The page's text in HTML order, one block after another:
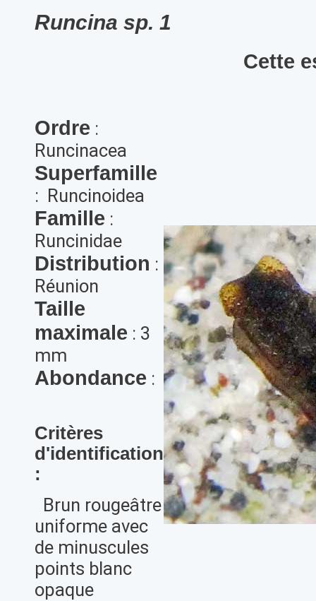
Runcina sp. 1
Cette
Ordre :
Runcinacea
Superfamille
: Runcinoidea
Famille :
Runcinidae
Distribution :
Réunion
Taille
maximale : 3
mm
Abondance :
Critères
d'identification
:
Brun rougeâtre
uniforme avec
de minuscules
points blanc
opaque